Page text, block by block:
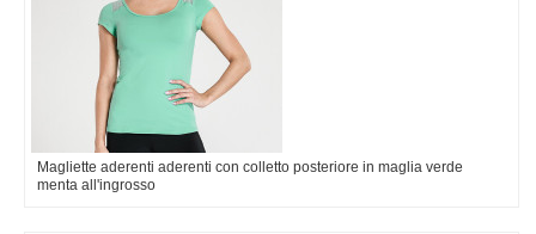
Magliette aderenti aderenti con colletto posteriore in maglia verde
menta all'ingrosso